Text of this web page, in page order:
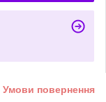
Умови повернення